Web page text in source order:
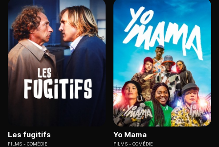
Les fugitifs
FILMS COMÉDIE
Yo Mama
FILMS COMÉDIE